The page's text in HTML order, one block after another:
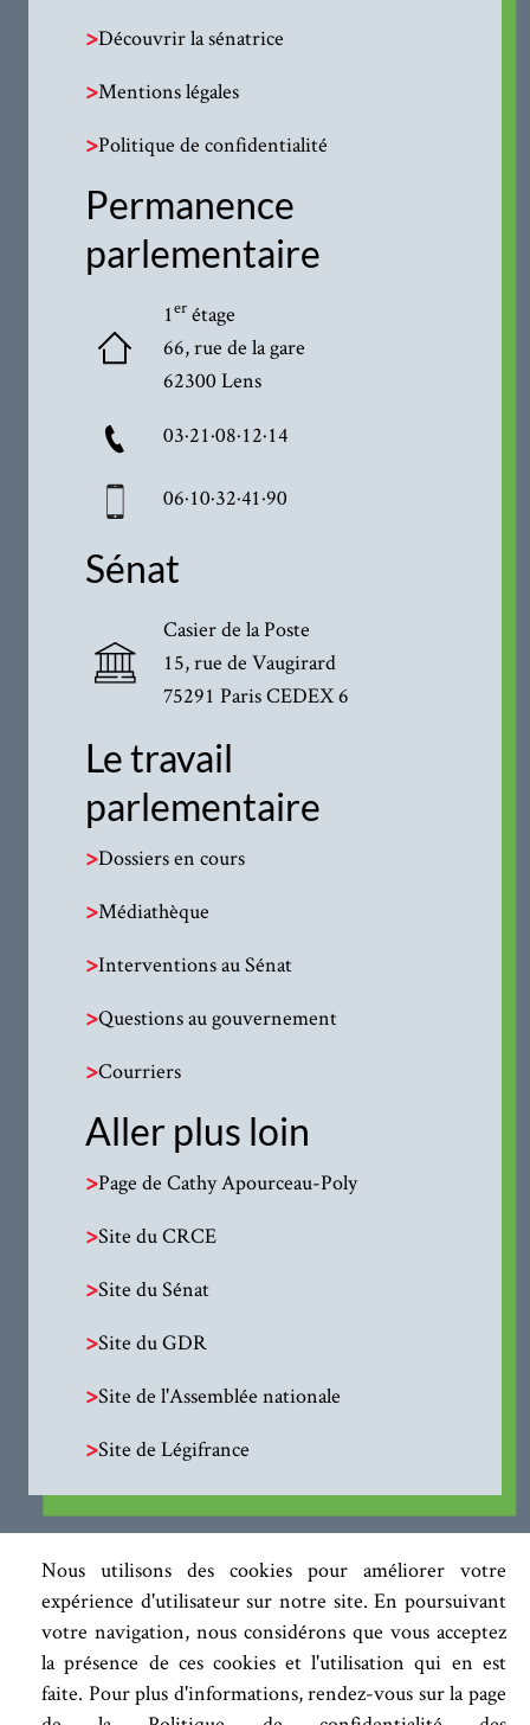
Nous utilisons des cookies pour améliorer votre
expérience d'utilisateur sur notre site. En poursuivant
votre navigation, nous considérons que vous acceptez
la présence de ces cookies et l'utilisation qui en est
faite. Pour plus d'informations, rendez-vous sur la page
>Découvrir la sénatrice
>Mentions légales
>Politique de confidentialité
Permanence
parlementaire
1erétage
66, rue de la gare
62300 Lens
03·21·08·12·14
06·10·32·41·90
Sénat
Casier de la Poste
15, rue de Vaugirard
75291 Paris CEDEX 6
Le travail
parlementaire
>Dossiers en cours
>Médiathèque
>Interventions au Sénat
>Questions au gouvernement
>Courriers
Aller plus loin
>Page de Cathy Apourceau-Poly
>Site du CRCE
>Site du Sénat
>Site du GDR
>Site de l'Assemblée nationale
>Site de Légifrance